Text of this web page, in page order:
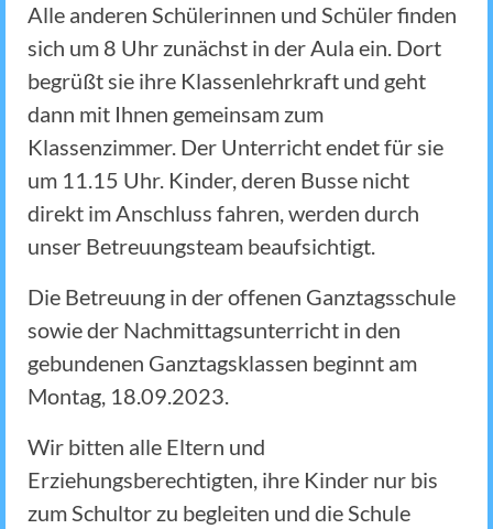
Alle anderen Schülerinnen und Schüler finden
sich um 8 Uhr zunächst in der Aula ein. Dort
begrüßt sie ihre Klassenlehrkraft und geht
dann mit Ihnen gemeinsam zum
Klassenzimmer. Der Unterricht endet für sie
um 11.15 Uhr. Kinder, deren Busse nicht
direkt im Anschluss fahren, werden durch
unser Betreuungsteam beaufsichtigt.
Die Betreuung in der offenen Ganztagsschule
sowie der Nachmittagsunterricht in den
gebundenen Ganztagsklassen beginnt am
Montag, 18.09.2023.
Wir bitten alle Eltern und
Erziehungsberechtigten, ihre Kinder nur bis
zum Schultor zu begleiten und die Schule